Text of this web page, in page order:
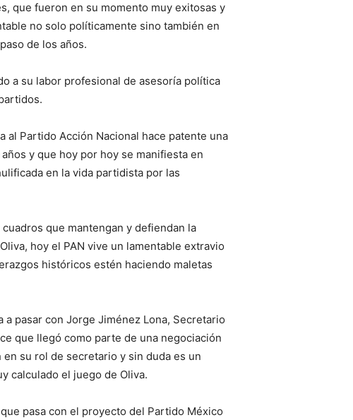
que fueron en su momento muy exitosas y
no solo políticamente sino también en
de los años.
a su labor profesional de asesoría política
al Partido Acción Nacional hace patente una
y que hoy por hoy se manifiesta en
en la vida partidista por las
que mantengan y defiendan la
hoy el PAN vive un lamentable extravio
históricos estén haciendo maletas
a pasar con Jorge Jiménez Lona, Secretario
que llegó como parte de una negociación
su rol de secretario y sin duda es un
calculado el juego de Oliva.
pasa con el proyecto del Partido México